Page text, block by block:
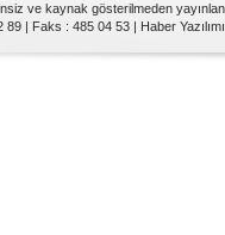
ve kaynak gösterilmeden
89 | Faks : 485 04 53 | Haber Yazılımı